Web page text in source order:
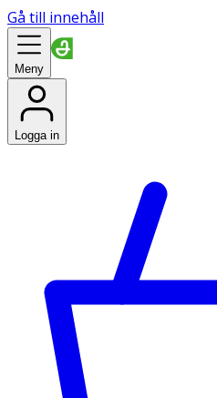
Gå till innehåll
Meny
Logga in